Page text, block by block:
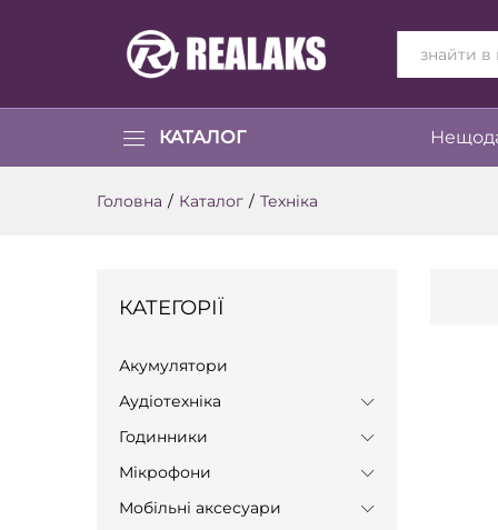
ВСІ
КАТАЛОГ
Головна / Каталог / Техніка
КАТЕГОРІЇ
Акумулятори
Аудіотехніка
Годинники
Мікрофони
Мобільні аксесуари